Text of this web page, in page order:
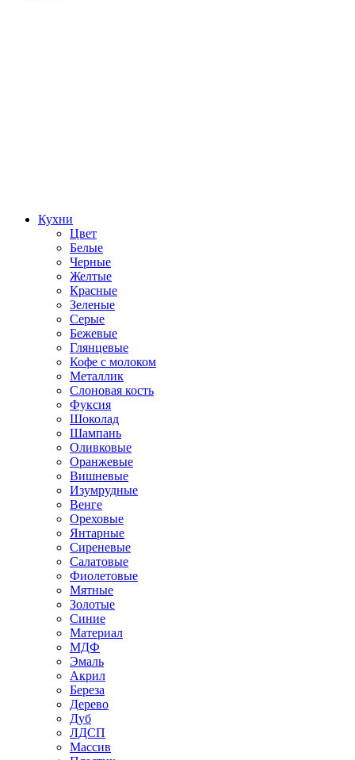
Кухни
Цвет
Белые
Черные
Желтые
Красные
Зеленые
Серые
Бежевые
Глянцевые
Кофе с молоком
Металлик
Слоновая кость
Фуксия
Шоколад
Шампань
Оливковые
Оранжевые
Вишневые
Изумрудные
Венге
Ореховые
Янтарные
Сиреневые
Салатовые
Фиолетовые
Мятные
Золотые
Синие
Материал
МДФ
Эмаль
Акрил
Береза
Дерево
Дуб
ЛДСП
Массив